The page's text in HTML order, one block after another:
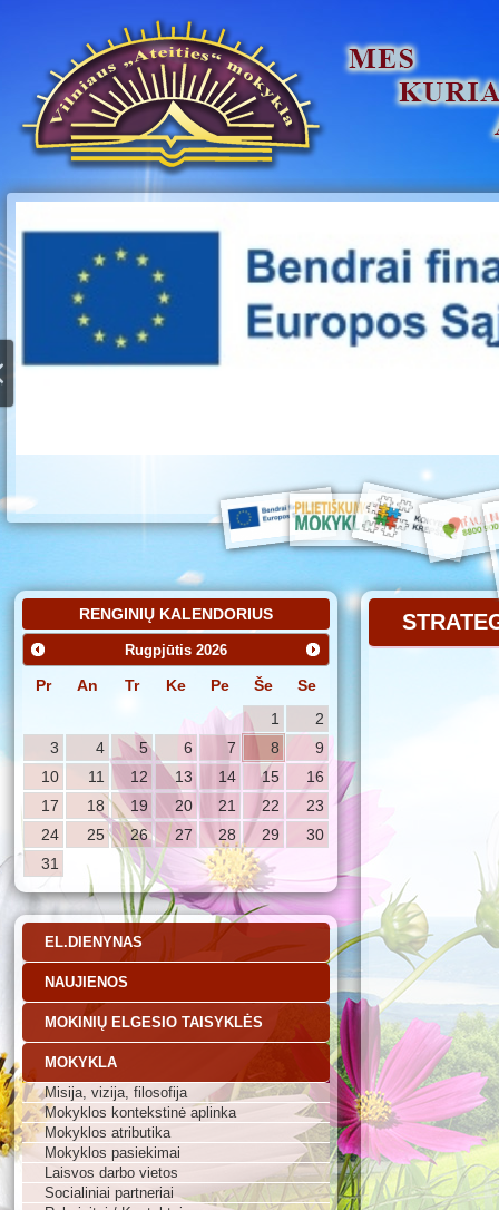
RENGINIŲ KALENDORIUS
Rugpjūtis 2026
Pr An Tr Ke Pe Še
Se
1
2
3
4 5 6 7 8
9
10
11 12 13 14 15
16
17
18 19 20 21 22
23
24
25 26 27 28 29
30
31
EL.DIENYNAS
NAUJIENOS
MOKINIŲ ELGESIO TAISYKLĖS
MOKYKLA
Misija, vizija, filosofija
Mokyklos kontekstinė aplinka
Mokyklos atributika
Mokyklos pasiekimai
Laisvos darbo vietos
Socialiniai partneriai